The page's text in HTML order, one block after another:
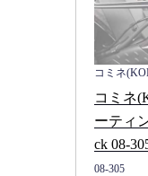
コミネ
コミネ
ーティ
ck 08-
08-305